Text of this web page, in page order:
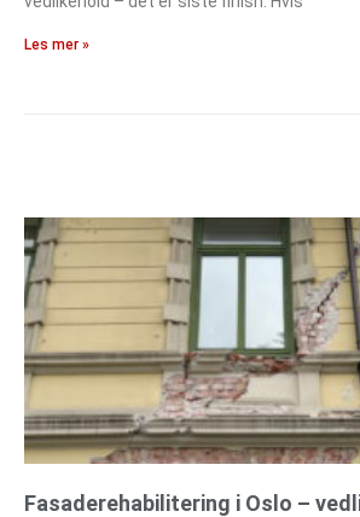
Les mer »
Fasaderehabilitering i Oslo –